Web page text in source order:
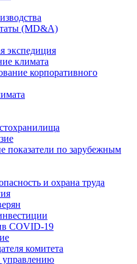
(MD&A)
экспедиция
климата
корпоративного
показатели по зарубежным
и охрана труда
COVID‑19
комитета
управлению